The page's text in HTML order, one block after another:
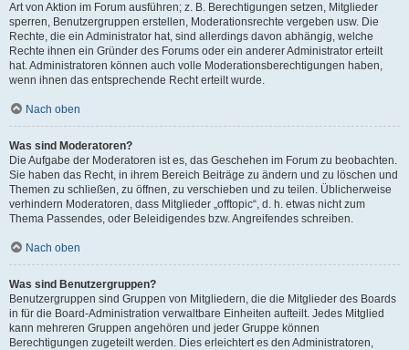
Art von Aktion im Forum ausführen; z. B. Berechtigungen setzen, Mitglieder
sperren, Benutzergruppen erstellen, Moderationsrechte vergeben usw. Die
Rechte, die ein Administrator hat, sind allerdings davon abhängig, welche
Rechte ihnen ein Gründer des Forums oder ein anderer Administrator erteilt
hat. Administratoren können auch volle Moderationsberechtigungen haben,
wenn ihnen das entsprechende Recht erteilt wurde.
Nach oben
Was sind Moderatoren?
Die Aufgabe der Moderatoren ist es, das Geschehen im Forum zu beobachten.
Sie haben das Recht, in ihrem Bereich Beiträge zu ändern und zu löschen und
Themen zu schließen, zu öffnen, zu verschieben und zu teilen. Üblicherweise
verhindern Moderatoren, dass Mitglieder „offtopic“, d. h. etwas nicht zum
Thema Passendes, oder Beleidigendes bzw. Angreifendes schreiben.
Nach oben
Was sind Benutzergruppen?
Benutzergruppen sind Gruppen von Mitgliedern, die die Mitglieder des Boards
in für die Board-Administration verwaltbare Einheiten aufteilt. Jedes Mitglied
kann mehreren Gruppen angehören und jeder Gruppe können
Berechtigungen zugeteilt werden. Dies erleichtert es den Administratoren,